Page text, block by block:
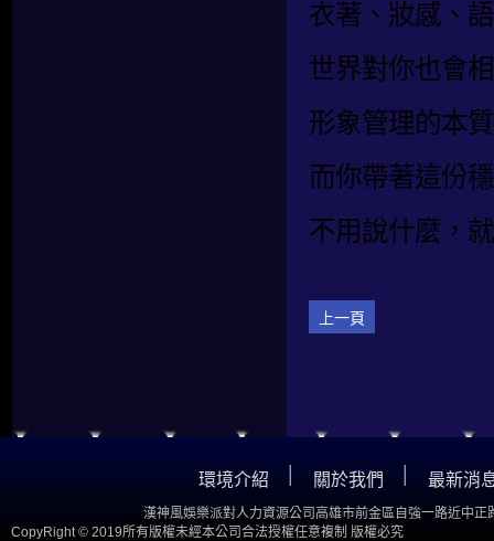
衣著、妝感、
世界對你也會
形象管理的本
而你帶著這份
不用說什麼，
上一頁
環境介紹 關於我們 最新消
漢神風娛樂派對人力資源公司高雄市前金區自強一路近中正
CopyRight © 2019所有版權未經本公司合法授權任意複制 版權必究